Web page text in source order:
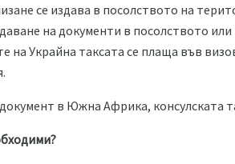
се издава в посолството на
на документи в посолството
на Украйна таксата се плаща във
в Южна Африка, консулската